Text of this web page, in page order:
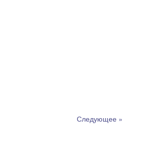
Следующее »